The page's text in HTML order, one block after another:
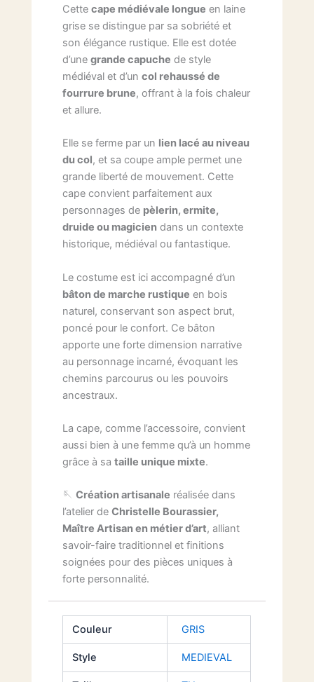
Cettecape médiévale longue en laine
grise se distingue par sa sobriété et
son élégance rustique. Elle est dotée
d’unegrande capuche de style
médiéval et d’uncol rehaussé de
fourrure brune, offrant à la fois chaleur
et allure.
Elle se ferme par un lien lacé au niveau
du col, et sa coupe ample permet une
grande liberté de mouvement. Cette
cape convient parfaitement aux
personnages de pèlerin, ermite,
druide ou magicien dans un contexte
historique, médiéval ou fantastique.
Le costume est ici accompagné d’un
bâton de marche rustique en bois
naturel, conservant son aspect brut,
poncé pour le confort. Ce bâton
apporte une forte dimension narrative
au personnage incarné, évoquant les
chemins parcourus ou les pouvoirs
ancestraux.
La cape, comme l’accessoire, convient
aussi bien à une femme qu’à un homme
grâce à sataille unique mixte.
🪡Création artisanale réalisée dans
l’atelier deChristelle Bourassier,
Maître Artisan en métier d’art, alliant
savoir-faire traditionnel et finitions
soignées pour des pièces uniques à
forte personnalité.
Couleur GRIS
Style MEDIEVAL